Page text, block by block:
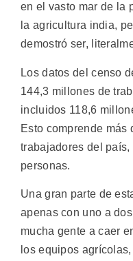
en el vasto mar de la
la agricultura india,
demostró ser,
Los datos del censo
144,3 millones de
incluidos 118,6
Esto comprende más
trabajadores del
personas.
Una gran parte de
apenas con uno a
mucha gente a caer
los equipos